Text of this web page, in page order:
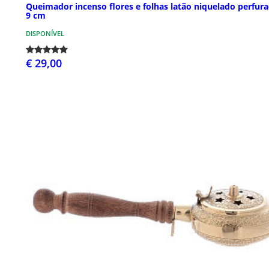
Queimador incenso flores e folhas latão niquelado
9 cm
DISPONÍVEL
€ 29,00